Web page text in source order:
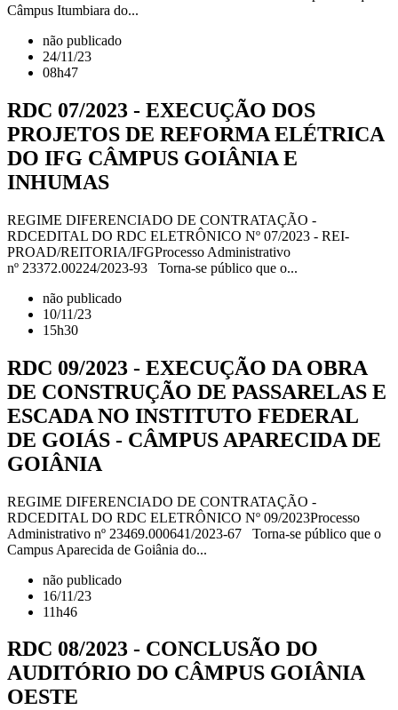
Câmpus Itumbiara do...
não publicado
24/11/23
08h47
RDC 07/2023 - EXECUÇÃO DOS
PROJETOS DE REFORMA ELÉTRICA
DO IFG CÂMPUS GOIÂNIA E
INHUMAS
REGIME DIFERENCIADO DE CONTRATAÇÃO -
RDCEDITAL DO RDC ELETRÔNICO Nº 07/2023 - REI-
PROAD/REITORIA/IFGProcesso Administrativo
nº 23372.00224/2023-93 Torna-se público que o...
não publicado
10/11/23
15h30
RDC 09/2023 - EXECUÇÃO DA OBRA
DE CONSTRUÇÃO DE PASSARELAS E
ESCADA NO INSTITUTO FEDERAL
DE GOIÁS - CÂMPUS APARECIDA DE
GOIÂNIA
REGIME DIFERENCIADO DE CONTRATAÇÃO -
RDCEDITAL DO RDC ELETRÔNICO Nº 09/2023Processo
Administrativo nº 23469.000641/2023-67 Torna-se público que o
Campus Aparecida de Goiânia do...
não publicado
16/11/23
11h46
RDC 08/2023 - CONCLUSÃO DO
AUDITÓRIO DO CÂMPUS GOIÂNIA
OESTE